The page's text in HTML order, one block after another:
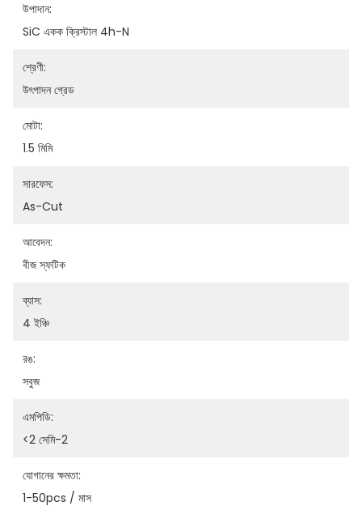
উপাদান:
SiC একক ক্রিস্টাল 4h-N
শ্রেণী:
উৎপাদন গ্রেড
মোটা:
1.5 মিমি
সারফেস:
As-Cut
আবেদন:
বীজ স্ফটিক
ব্যাস:
4 ইঞ্চি
রঙ:
সবুজ
এমপিডি:
<2 সেমি-2
যোগানের ক্ষমতা:
1-50pcs / মাস